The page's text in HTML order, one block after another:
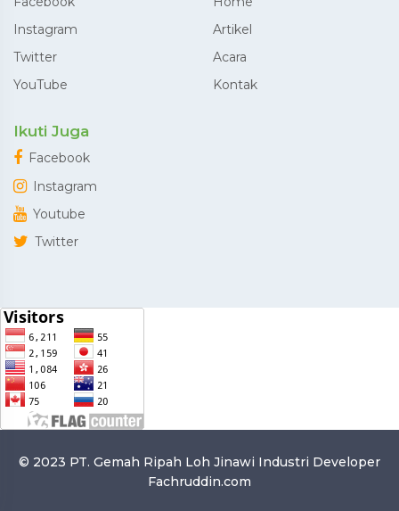
Instagram
Twitter
YouTube
Artikel
Acara
Kontak
Ikuti Juga
Facebook
Instagram
Youtube
Twitter
© 2023 PT. Gemah Ripah Loh Jinawi Industri Developer
Fachruddin.com